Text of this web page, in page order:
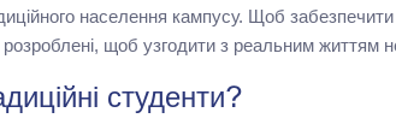
населення кампусу. Щоб
щоб узгодити з реальним життям
студенти?